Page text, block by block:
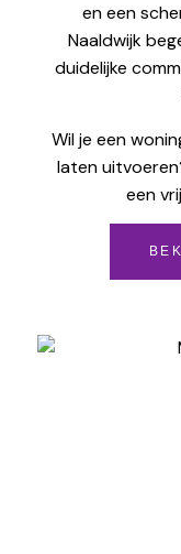
en een
Naaldwijk
duidelijke
Wil je een
laten
een